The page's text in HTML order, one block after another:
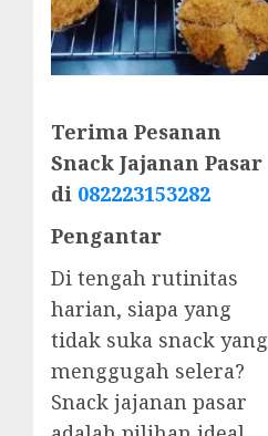
Terima Pesanan
Snack Jajanan Pasar
di 082223153282
Pengantar
Di tengah rutinitas
harian, siapa yang
tidak suka snack yang
menggugah selera?
Snack jajanan pasar